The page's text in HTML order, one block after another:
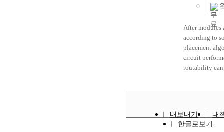
However the
papillae and
portion were
and the tumor
larger andmore
pleomorphic
prominent
surrounding
were present.
After modules
according to
placement
circuit
routability can
rotating
keeping the
내보내기
내
한글로보기